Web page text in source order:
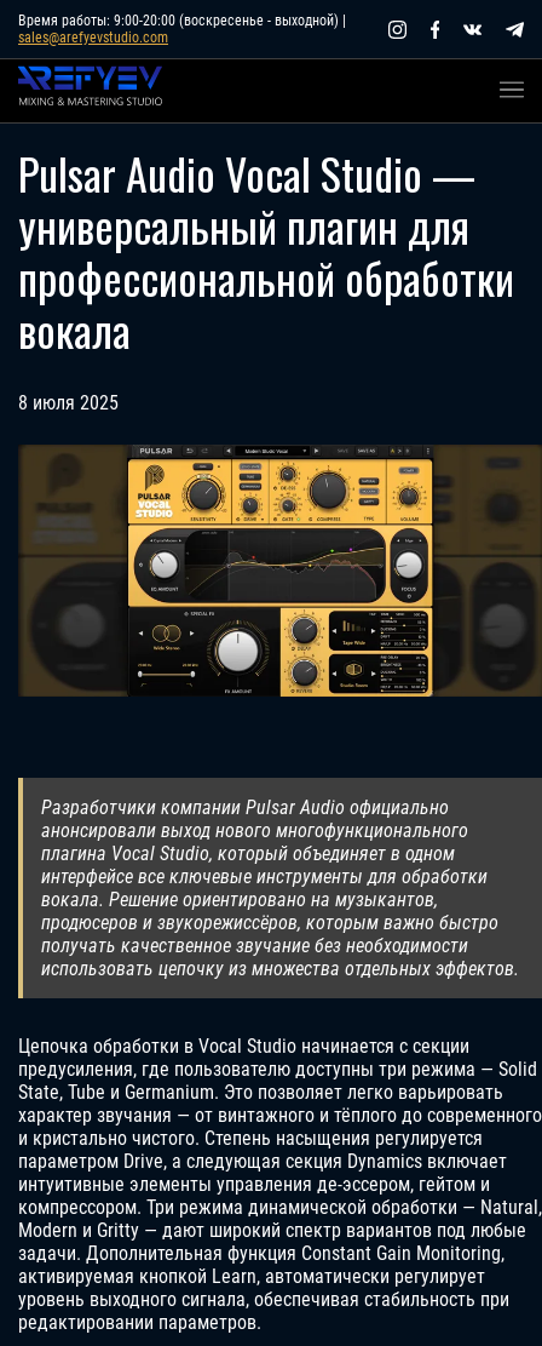
Skip
content
Время работы: 9:00-20:00 (воскресенье - выходной) |
sales@arefyevstudio.com
Pulsar Audio Vocal Studio —
универсальный плагин для
профессиональной обработки
вокала
8 июля 2025
Разработчики компании Pulsar Audio официально
анонсировали выход нового многофункционального
плагина Vocal Studio, который объединяет в одном
интерфейсе все ключевые инструменты для обработки
вокала. Решение ориентировано на музыкантов,
продюсеров и звукорежиссёров, которым важно быстро
получать качественное звучание без необходимости
использовать цепочку из множества отдельных эффектов.
Цепочка обработки в Vocal Studio начинается с секции
предусиления, где пользователю доступны три режима — Solid
State, Tube и Germanium. Это позволяет легко варьировать
характер звучания — от винтажного и тёплого до современного
и кристально чистого. Степень насыщения регулируется
параметром Drive, а следующая секция Dynamics включает
интуитивные элементы управления де-эссером, гейтом и
компрессором. Три режима динамической обработки — Natural,
Modern и Gritty — дают широкий спектр вариантов под любые
задачи. Дополнительная функция Constant Gain Monitoring,
активируемая кнопкой Learn, автоматически регулирует
уровень выходного сигнала, обеспечивая стабильность при
редактировании параметров.